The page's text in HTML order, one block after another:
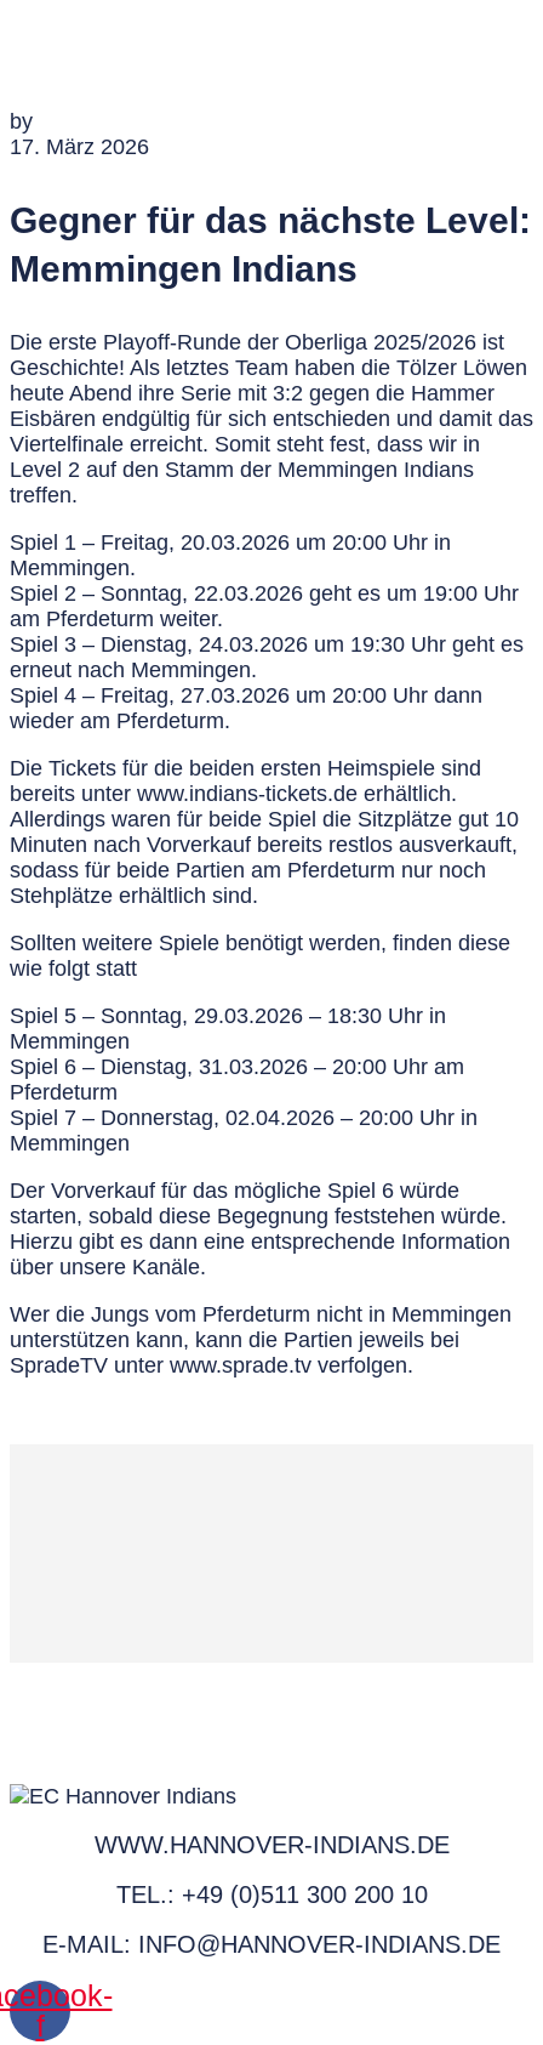
by
17. März 2026
Gegner für das nächste Level:
Memmingen Indians
Die erste Playoff-Runde der Oberliga 2025/2026 ist
Geschichte! Als letztes Team haben die Tölzer Löwen
heute Abend ihre Serie mit 3:2 gegen die Hammer
Eisbären endgültig für sich entschieden und damit das
Viertelfinale erreicht. Somit steht fest, dass wir in
Level 2 auf den Stamm der Memmingen Indians
treffen.
Spiel 1 – Freitag, 20.03.2026 um 20:00 Uhr in
Memmingen.
Spiel 2 – Sonntag, 22.03.2026 geht es um 19:00 Uhr
am Pferdeturm weiter.
Spiel 3 – Dienstag, 24.03.2026 um 19:30 Uhr geht es
erneut nach Memmingen.
Spiel 4 – Freitag, 27.03.2026 um 20:00 Uhr dann
wieder am Pferdeturm.
Die Tickets für die beiden ersten Heimspiele sind
bereits unter www.indians-tickets.de erhältlich.
Allerdings waren für beide Spiel die Sitzplätze gut 10
Minuten nach Vorverkauf bereits restlos ausverkauft,
sodass für beide Partien am Pferdeturm nur noch
Stehplätze erhältlich sind.
Sollten weitere Spiele benötigt werden, finden diese
wie folgt statt
Spiel 5 – Sonntag, 29.03.2026 – 18:30 Uhr in
Memmingen
Spiel 6 – Dienstag, 31.03.2026 – 20:00 Uhr am
Pferdeturm
Spiel 7 – Donnerstag, 02.04.2026 – 20:00 Uhr in
Memmingen
Der Vorverkauf für das mögliche Spiel 6 würde
starten, sobald diese Begegnung feststehen würde.
Hierzu gibt es dann eine entsprechende Information
über unsere Kanäle.
Wer die Jungs vom Pferdeturm nicht in Memmingen
unterstützen kann, kann die Partien jeweils bei
SpradeTV unter www.sprade.tv verfolgen.
WWW.HANNOVER-INDIANS.DE
TEL.: +49 (0)511 300 200 10
E-MAIL: INFO@HANNOVER-INDIANS.DE
f